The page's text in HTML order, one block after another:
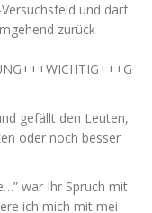
und darf
zurück
+++WICHTIG+++G
gefällt den Leu­ten,
oder noch bes­ser
war Ihr Spruch mit
ich mich mit mei­